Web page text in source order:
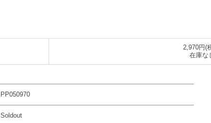
2,970円(
在庫な
PP050970
Soldout